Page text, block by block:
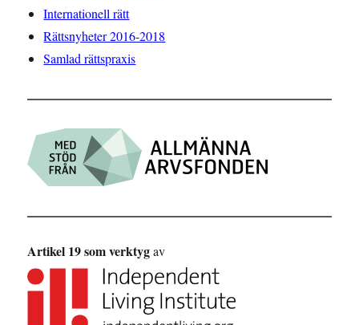
Internationell rätt
Rättsnyheter 2016-2018
Samlad rättspraxis
Artikel 19 som verktygav